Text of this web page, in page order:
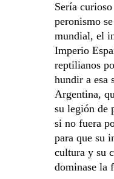
Sería
peronismo
mundial, el
Imperio
reptilianos
hundir a esa
Argentina,
su legión de
si no fuera
para que su
cultura y su
dominase la